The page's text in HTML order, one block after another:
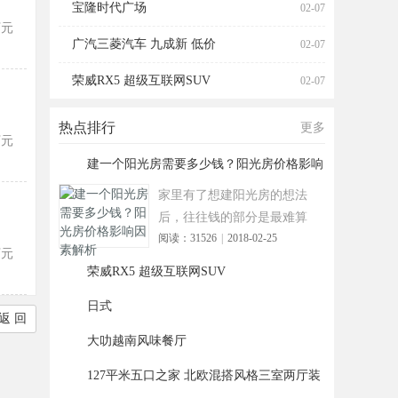
回
宝隆时代广场 02-07
广汽三菱汽车 九成新 低价 02-07
荣威RX5 超级互联网SUV 02-07
热点排行 更多
建一个阳光房需要多少钱？阳光房价格影响
家里有了想建阳光房的想法
后，往往钱的部分是最难算
的。阳光房报价范围太跳
脱，几百
阅读：31526 2018-02-25
荣威RX5 超级互联网SUV
日式
大叻越南风味餐厅
127平米五口之家 北欧混搭风格三室两厅装